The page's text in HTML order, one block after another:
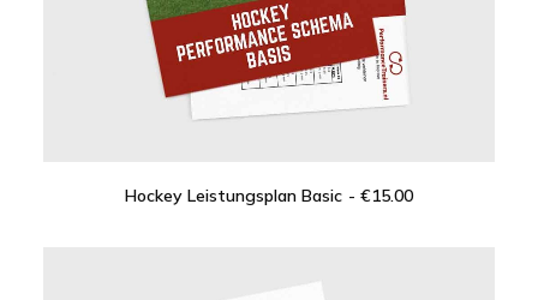
IN DEN WARENKORB
Hockey Leistungsplan Basic €15.00